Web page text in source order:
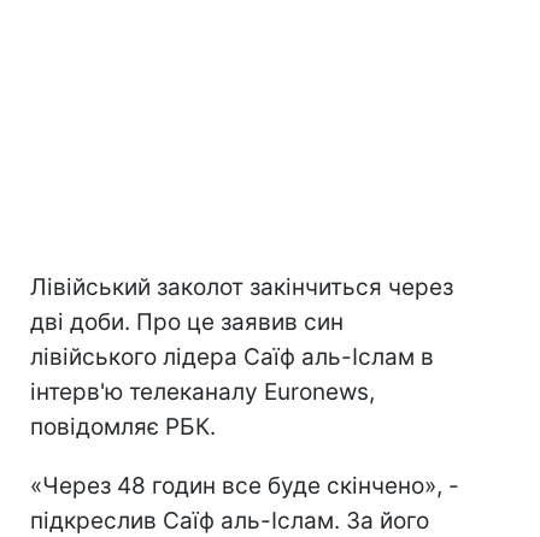
Лівійський заколот закінчиться через
дві доби. Про це заявив син
лівійського лідера Саїф аль-Іслам в
інтерв'ю телеканалу Euronews,
повідомляє РБК.
«Через 48 годин все буде скінчено», -
підкреслив Саїф аль-Іслам. За його